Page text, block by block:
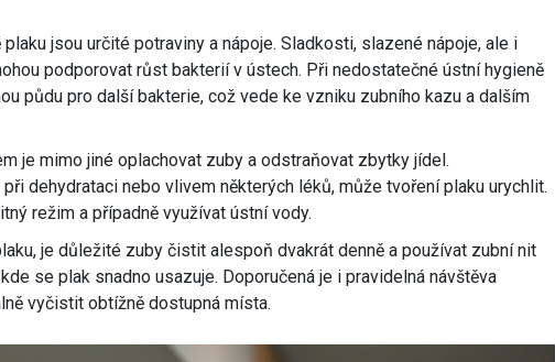
jsou určité potraviny a nápoje. Sladkosti, slazené nápoje, ale i
podporovat růst bakterií v ústech. Při nedostatečné ústní hygieně
půdu pro další bakterie, což vede ke vzniku zubního kazu a dalším
je mimo jiné oplachovat zuby a odstraňovat zbytky jídel.
dehydrataci nebo vlivem některých léků, může tvoření plaku urychlit.
režim a případně využívat ústní vody.
je důležité zuby čistit alespoň dvakrát denně a používat zubní nit
se plak snadno usazuje. Doporučená je i pravidelná návštěva
vyčistit obtížně dostupná místa.